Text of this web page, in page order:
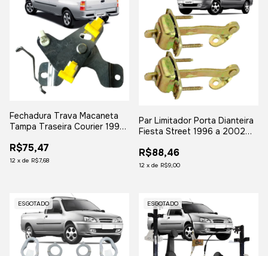
Fechadura Trava Macaneta
Tampa Traseira Courier 1997
R$75,47
12 x de R$7,68
Par Limitador Porta Dianteira
Fiesta Street 1996 a 2002
R$88,46
12 x de R$9,00
ESGOTADO ESGOTADO